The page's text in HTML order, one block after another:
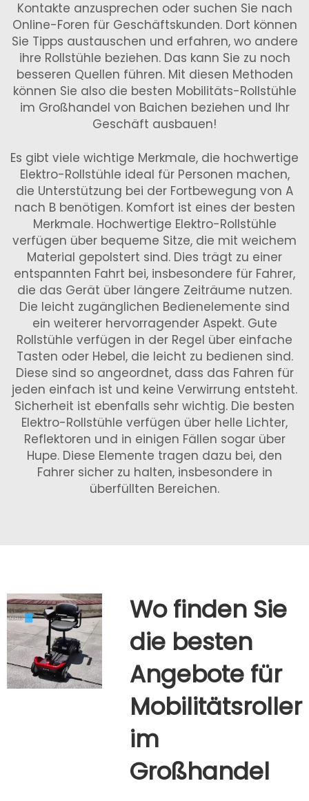
Kontakte anzusprechen oder suchen Sie nach
Online-Foren für Geschäftskunden. Dort können
Sie Tipps austauschen und erfahren, wo andere
ihre Rollstühle beziehen. Das kann Sie zu noch
besseren Quellen führen. Mit diesen Methoden
können Sie also die besten Mobilitäts-Rollstühle
im Großhandel von Baichen beziehen und Ihr
Geschäft ausbauen!
Es gibt viele wichtige Merkmale, die hochwertige
Elektro-Rollstühle ideal für Personen machen,
die Unterstützung bei der Fortbewegung von A
nach B benötigen. Komfort ist eines der besten
Merkmale. Hochwertige Elektro-Rollstühle
verfügen über bequeme Sitze, die mit weichem
Material gepolstert sind. Dies trägt zu einer
entspannten Fahrt bei, insbesondere für Fahrer,
die das Gerät über längere Zeiträume nutzen.
Die leicht zugänglichen Bedienelemente sind
ein weiterer hervorragender Aspekt. Gute
Rollstühle verfügen in der Regel über einfache
Tasten oder Hebel, die leicht zu bedienen sind.
Diese sind so angeordnet, dass das Fahren für
jeden einfach ist und keine Verwirrung entsteht.
Sicherheit ist ebenfalls sehr wichtig. Die besten
Elektro-Rollstühle verfügen über helle Lichter,
Reflektoren und in einigen Fällen sogar über
Hupe. Diese Elemente tragen dazu bei, den
Fahrer sicher zu halten, insbesondere in
überfüllten Bereichen.
Wo finden Sie
die besten
Angebote für
Mobilitätsroller
im
Großhandel